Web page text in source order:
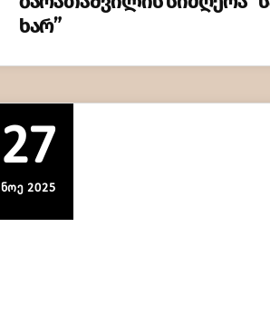
ხარ”
27
ᲜᲝᲔ 2025